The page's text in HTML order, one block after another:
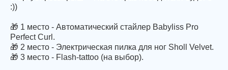
:))
🎁 1 место - Автоматический стайлер Babyliss Pro
Perfect Curl.
🎁 2 место - Электрическая пилка для ног Sholl Velvet.
🎁 3 место - Flash-tattoo (на выбор).